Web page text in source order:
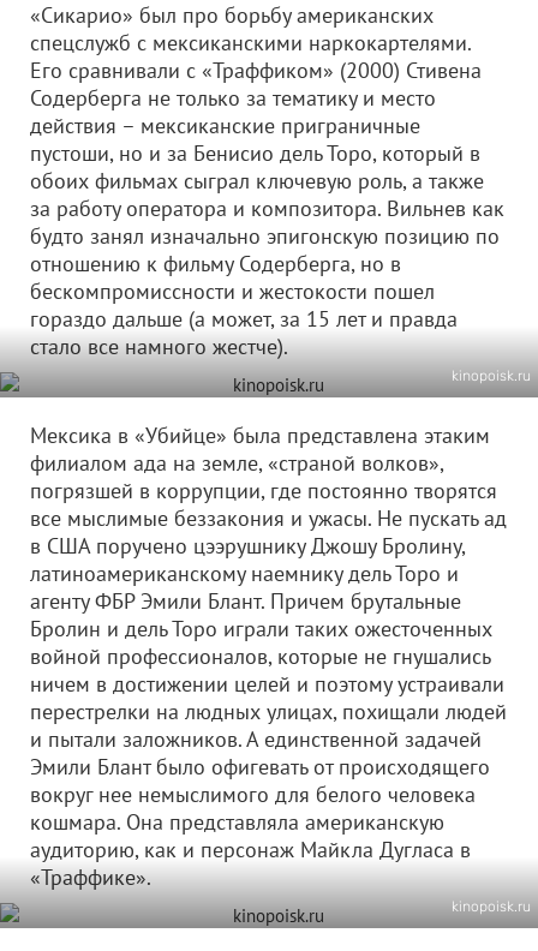
«Сикарио» был про борьбу американских
спецслужб с мексиканскими наркокартелями.
Его сравнивали с «Траффиком» (2000) Стивена
Содерберга не только за тематику и место
действия – мексиканские приграничные
пустоши, но и за Бенисио дель Торо, который в
обоих фильмах сыграл ключевую роль, а также
за работу оператора и композитора. Вильнев как
будто занял изначально эпигонскую позицию по
отношению к фильму Содерберга, но в
бескомпромиссности и жестокости пошел
гораздо дальше (а может, за 15 лет и правда
стало все намного жестче).
kinopoisk.ru
Мексика в «Убийце» была представлена этаким
филиалом ада на земле, «страной волков»,
погрязшей в коррупции, где постоянно творятся
все мыслимые беззакония и ужасы. Не пускать ад
в США поручено цээрушнику Джошу Бролину,
латиноамериканскому наемнику дель Торо и
агенту ФБР Эмили Блант. Причем брутальные
Бролин и дель Торо играли таких ожесточенных
войной профессионалов, которые не гнушались
ничем в достижении целей и поэтому устраивали
перестрелки на людных улицах, похищали людей
и пытали заложников. А единственной задачей
Эмили Блант было офигевать от происходящего
вокруг нее немыслимого для белого человека
кошмара. Она представляла американскую
аудиторию, как и персонаж Майкла Дугласа в
«Траффике».
kinopoisk.ru